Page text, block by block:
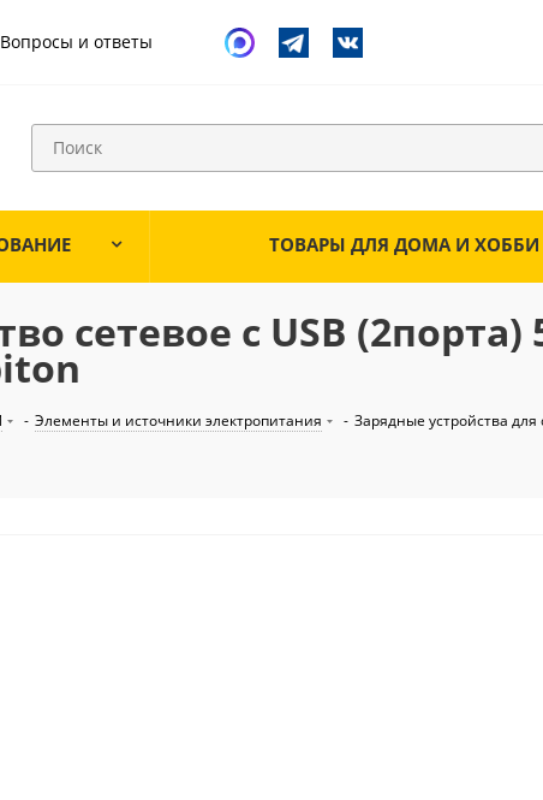
Вопросы и ответы
ТОВАРЫ ДЛЯ ДОМА И ХОББИ
сетевое с USB (2порта)
- Элементы и источники электропитания - Зарядные устройства